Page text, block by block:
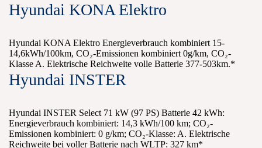
Hyundai KONA Elektro
Hyundai KONA Elektro Energieverbrauch kombiniert 15-
14,6kWh/100km, CO₂-Emissionen kombiniert 0g/km, CO₂-
Klasse A. Elektrische Reichweite volle Batterie 377-503km.*
Hyundai INSTER
Hyundai INSTER Select 71 kW (97 PS) Batterie 42 kWh:
Energieverbrauch kombiniert: 14,3 kWh/100 km; CO₂-
Emissionen kombiniert: 0 g/km; CO₂-Klasse: A. Elektrische
Reichweite bei voller Batterie nach WLTP: 327 km*